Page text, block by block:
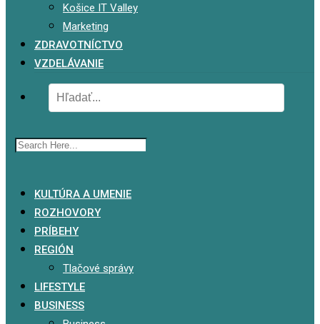
Košice IT Valley
Marketing
ZDRAVOTNÍCTVO
VZDELÁVANIE
KULTÚRA A UMENIE
ROZHOVORY
PRÍBEHY
REGIÓN
Tlačové správy
LIFESTYLE
BUSINESS